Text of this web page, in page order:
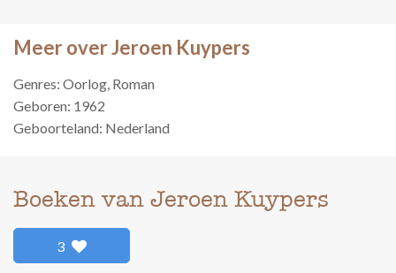
Meer over Jeroen Kuypers
Genres: Oorlog, Roman
Geboren: 1962
Geboorteland: Nederland
Boeken van Jeroen Kuypers
3